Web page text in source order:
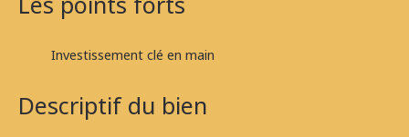
Investissement clé en main
Descriptif du bien